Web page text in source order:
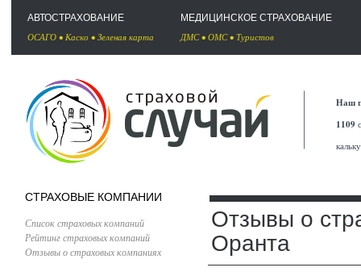
АВТОСТРАХОВАНИЕ
ОСАГО • Каско • Зеленая карта
МЕДИЦИНСКОЕ СТРАХОВАНИЕ
ДМС• ОМС• Туристов
Наш
1109
СТРАХОВЫЕ КОМПАНИИ
Список страховых компаний
Рейтинг страховых компаний
Отзывы о страховых компаниях
Отзывы о
Оранта